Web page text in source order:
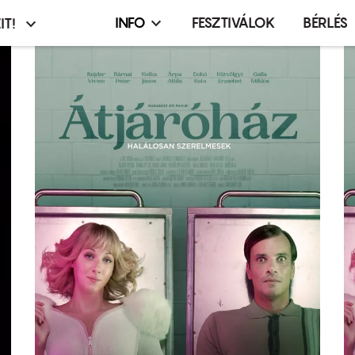
Infó,
terembérlés
menü
INFO FESZTIVÁLOK BÉRLÉS